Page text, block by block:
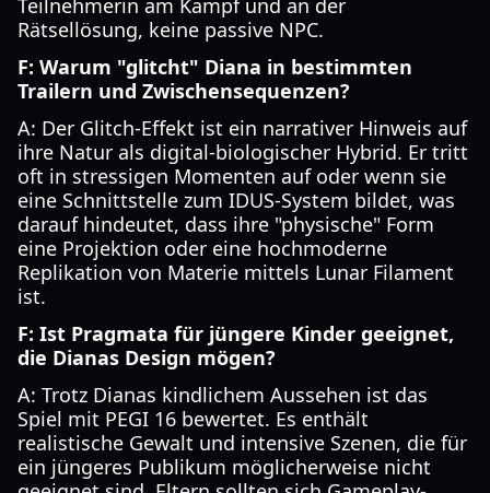
Teilnehmerin am Kampf und an der
Rätsellösung, keine passive NPC.
F: Warum "glitcht" Diana in bestimmten
Trailern und Zwischensequenzen?
A: Der Glitch-Effekt ist ein narrativer Hinweis auf
ihre Natur als digital-biologischer Hybrid. Er tritt
oft in stressigen Momenten auf oder wenn sie
eine Schnittstelle zum IDUS-System bildet, was
darauf hindeutet, dass ihre "physische" Form
eine Projektion oder eine hochmoderne
Replikation von Materie mittels Lunar Filament
ist.
F: Ist Pragmata für jüngere Kinder geeignet,
die Dianas Design mögen?
A: Trotz Dianas kindlichem Aussehen ist das
Spiel mit PEGI 16 bewertet. Es enthält
realistische Gewalt und intensive Szenen, die für
ein jüngeres Publikum möglicherweise nicht